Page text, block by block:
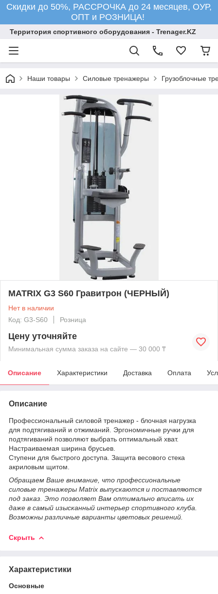
Скидки до 50%, РАССРОЧКА до 24 месяцев, ОУР,
ОПТ и РОЗНИЦА!
Территория спортивного оборудования - Trenager.KZ
Наши товары Силовые тренажеры Грузоблочные
MATRIX G3 S60 Гравитрон (ЧЕРНЫЙ)
Нет в наличии
Код: G3-S60
Розница
Цену уточняйте
Минимальная сумма заказа на сайте — 30 000 ₸
Описание Характеристики Доставка Оплата
Описание
Профессиональный силовой тренажер - блочная нагрузка
для подтягиваний и отжиманий. Эргономичные ручки для
подтягиваний позволяют выбрать оптимальный хват.
Настраиваемая ширина брусьев.
Ступени для быстрого доступа. Защита весового стека
акриловым щитом.
Обращаем Ваше внимание, что профессиональные
силовые тренажеры Matrix выпускаются и поставляются
под заказ. Это позволяет Вам оптимально вписать их
даже в самый изысканный интерьер спортивного клуба.
Возможны различные варианты цветовых решений.
Скрыть
Характеристики
Основные